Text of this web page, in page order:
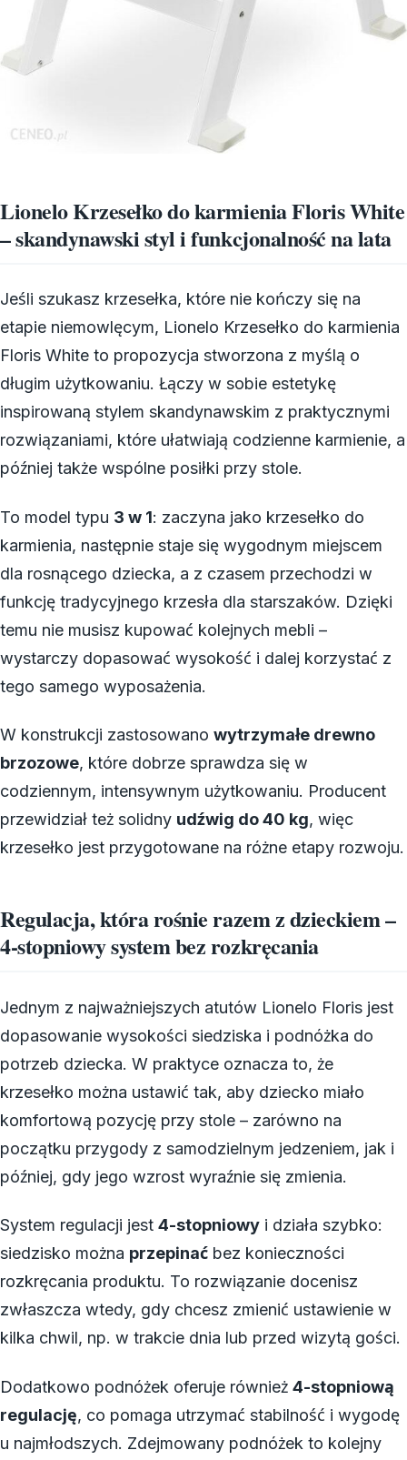
Lionelo Krzesełko do karmienia Floris White
– skandynawski styl i funkcjonalność na lata
Jeśli szukasz krzesełka, które nie kończy się na
etapie niemowlęcym, Lionelo Krzesełko do karmienia
Floris White to propozycja stworzona z myślą o
długim użytkowaniu. Łączy w sobie estetykę
inspirowaną stylem skandynawskim z praktycznymi
rozwiązaniami, które ułatwiają codzienne karmienie, a
później także wspólne posiłki przy stole.
To model typu 3 w 1: zaczyna jako krzesełko do
karmienia, następnie staje się wygodnym miejscem
dla rosnącego dziecka, a z czasem przechodzi w
funkcję tradycyjnego krzesła dla starszaków. Dzięki
temu nie musisz kupować kolejnych mebli –
wystarczy dopasować wysokość i dalej korzystać z
tego samego wyposażenia.
W konstrukcji zastosowano wytrzymałe drewno
brzozowe, które dobrze sprawdza się w
codziennym, intensywnym użytkowaniu. Producent
przewidział też solidny udźwig do 40 kg, więc
krzesełko jest przygotowane na różne etapy rozwoju.
Regulacja, która rośnie razem z dzieckiem –
4-stopniowy system bez rozkręcania
Jednym z najważniejszych atutów Lionelo Floris jest
dopasowanie wysokości siedziska i podnóżka do
potrzeb dziecka. W praktyce oznacza to, że
krzesełko można ustawić tak, aby dziecko miało
komfortową pozycję przy stole – zarówno na
początku przygody z samodzielnym jedzeniem, jak i
później, gdy jego wzrost wyraźnie się zmienia.
System regulacji jest 4-stopniowy i działa szybko:
siedzisko można przepinać bez konieczności
rozkręcania produktu. To rozwiązanie docenisz
zwłaszcza wtedy, gdy chcesz zmienić ustawienie w
kilka chwil, np. w trakcie dnia lub przed wizytą gości.
Dodatkowo podnóżek oferuje również 4-stopniową
regulację, co pomaga utrzymać stabilność i wygodę
u najmłodszych. Zdejmowany podnóżek to kolejny